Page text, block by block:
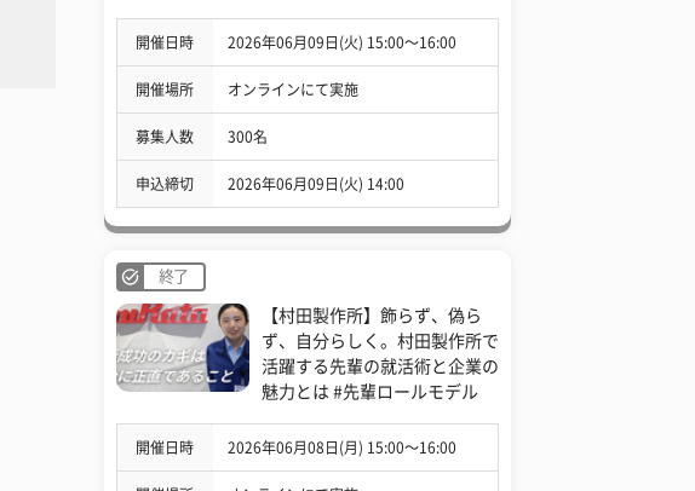
開催日時 2026年06月09日(火) 15:00〜16:00
開催場所 オンラインにて実施
募集人数 300名
申込締切 2026年06月09日(火) 14:00
終了
【村田製作所】飾らず、偽ら
ず、自分らしく。村田製作所で
活躍する先輩の就活術と企業の
魅力とは #先輩ロールモデル
開催日時 2026年06月08日(月) 15:00〜16:00